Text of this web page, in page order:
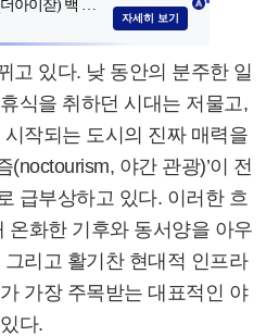
고 있다. 낮 동안의 분주한 일
식을 취하던 시대는 저물고,
작되는 도시의 진짜 매력을
(noctourism, 야간 관광)’이 전
급부상하고 있다. 이러한 흐
온화한 기후와 동서양을 아우
리고 활기찬 현대적 인프라
가장 주목받는 대표적인 야
다.